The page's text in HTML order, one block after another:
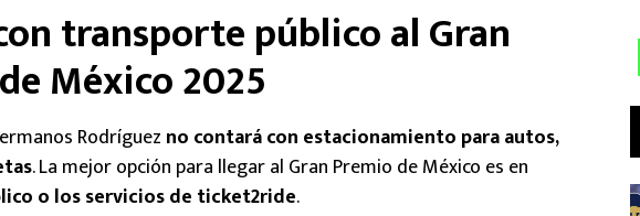
transporte público al Gran
México 2025
Rodríguez no contará con estacionamiento para autos,
. La mejor opción para llegar al Gran Premio de México es en
o los servicios de ticket2ride.